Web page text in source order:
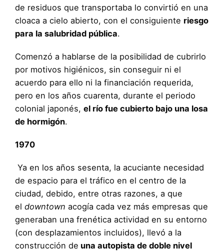
de residuos que transportaba lo convirtió en una
cloaca a cielo abierto, con el consiguiente riesgo
para la salubridad pública.
Comenzó a hablarse de la posibilidad de cubrirlo
por motivos higiénicos, sin conseguir ni el
acuerdo para ello ni la financiación requerida,
pero en los años cuarenta, durante el periodo
colonial japonés, el río fue cubierto bajo una losa
de hormigón.
1970
Ya en los años sesenta, la acuciante necesidad
de espacio para el tráfico en el centro de la
ciudad, debido, entre otras razones, a que
el downtown acogía cada vez más empresas que
generaban una frenética actividad en su entorno
(con desplazamientos incluidos), llevó a la
construcción de una autopista de doble nivel